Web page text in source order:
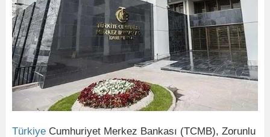
Türkiye Cumhuriyet Merkez Bankası (TCMB), Zorunlu